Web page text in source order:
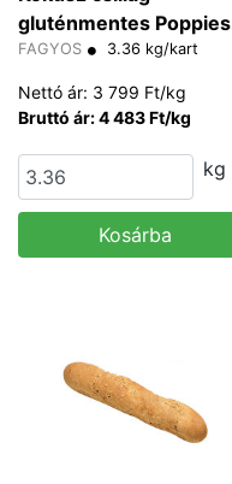
gluténmentes Poppies
70 g/db
FAGYOS 3.36 kg/kart
Nettó ár: 3 799 Ft/kg
Bruttó ár: 4 483 Ft/kg
kg
Kosárba